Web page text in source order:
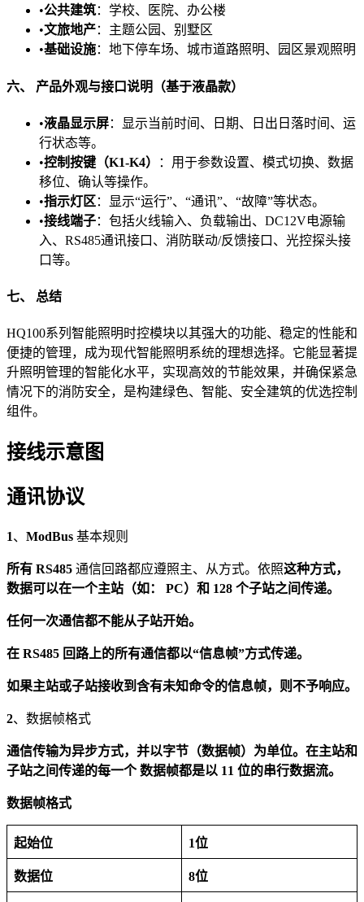
•​​公共建筑​​：学校、医院、办公楼
•​​文旅地产​​：主题公园、别墅区
•​​基础设施​​：地下停车场、城市道路照明、园区景观照明
​六、 产品外观与接口说明（基于液晶款）​
•​​液晶显示屏​​：显示当前时间、日期、日出日落时间、运
行状态等。
•​​控制按键（K1-K4）​
​：用于参数设置、模式切换、数据
移位、确认等操作。
•​​指示灯区​ ​：显示“运行”、“通讯”、“故障”等状态。
•​​接线端子​​：包括火线输入、负载输出、DC12V电源输
入、RS485通讯接口、消防联动/反馈接口、光控探头接
口等。
​七、 总结​
HQ100系列智能照明时控模块以其强大的功能、稳定的性能和
便捷的管理，成为现代智能照明系统的理想选择。它能显著提
升照明管理的智能化水平，实现高效的节能效果，并确保紧急
情况下的消防安全，是构建绿色、智能、安全建筑的优选控制
组件。
接线示意图
通讯协议
1、 ModBus 基本规则
所有 RS485 通信回路都应遵照主、从方式。依照这种方式，
数据可以在一个主站（如：
PC）和 128 个子站之间传递。
任何一次通信都不能从子站开始。
在 RS485 回路上的所有通信都以“信息帧”方式传递。
如果主站或子站接收到含有未知命令的信息帧，则不予响应。
2、数据帧格式
通信传输为异步方式，并以字节（数据帧）为单位。在主站和
子站之间传递的每一个 数据帧都是以 11 位的串行数据流。
数据帧格式
起始位 1位
数据位 8位